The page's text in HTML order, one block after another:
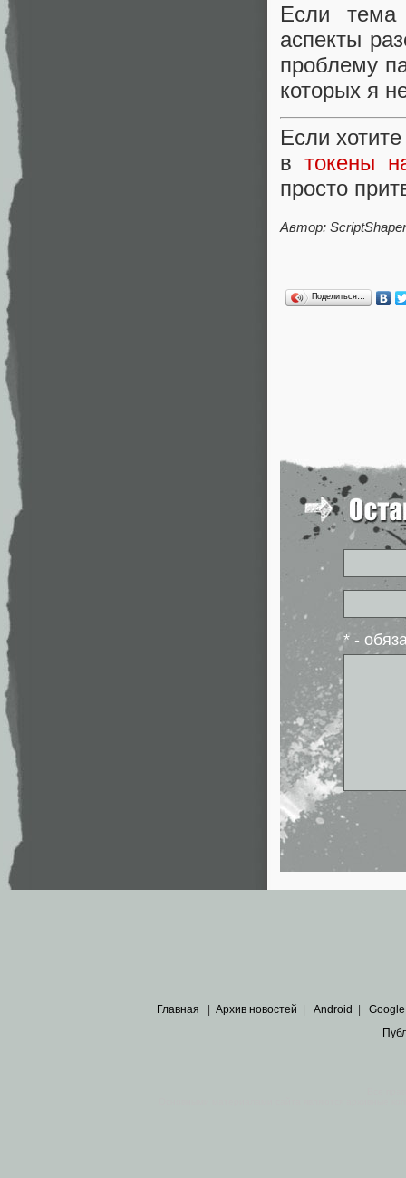
Если тема
аспекты
проблему
которых я
Если
в токены
просто
Автор: ScriptShaper
Поделиться…
* -
Главная Архив новостей Android Google